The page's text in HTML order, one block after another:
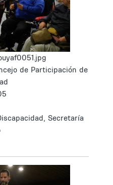
de Participación de
Secretaría